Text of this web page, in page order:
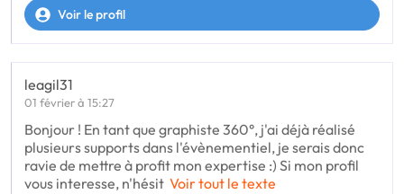
Voir le profil
leagil31
01 février à 15:27
Bonjour ! En tant que graphiste 360°, j'ai déjà réalisé
plusieurs supports dans l'évènementiel, je serais donc
ravie de mettre à profit mon expertise :) Si mon profil
vous interesse, n'hésit Voir tout le texte